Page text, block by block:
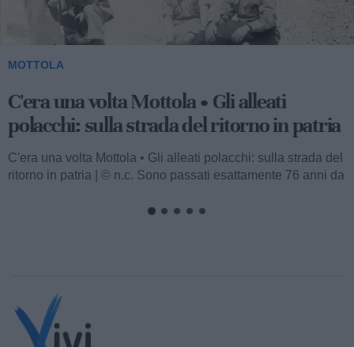
C'era una volta Mottola • La banda
musicale: quando arriva è giorno di festa
C'era una volta Mottola • La banda musicale: quando arriva
è giorno di festa | © n.c. Il popolo ha amato le bande
musicali, e un...